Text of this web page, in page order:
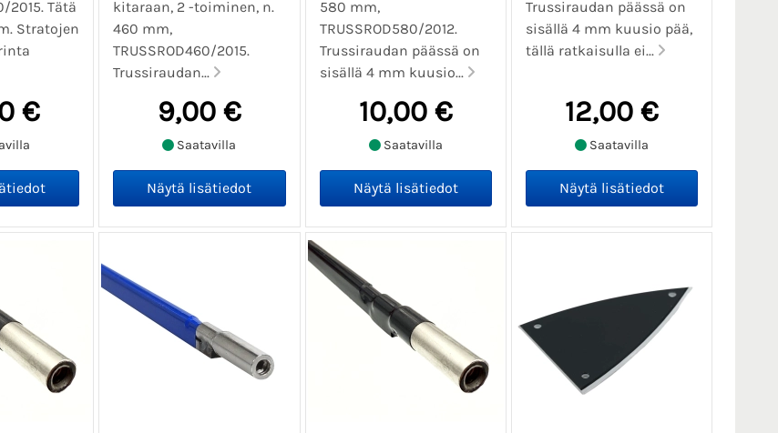
2015. Tätä
Stratojen
€
kitaraan, 2 -toiminen, n.
460 mm,
TRUSSROD460/2015.
Trussiraudan...
9,00 €
Saatavilla
580 mm,
TRUSSROD580/2012.
Trussiraudan päässä on
sisällä 4 mm kuusio...
10,00 €
Saatavilla
Trussiraudan päässä on
sisällä 4 mm kuusio pää,
tällä ratkaisulla ei...
12,00 €
Saatavilla